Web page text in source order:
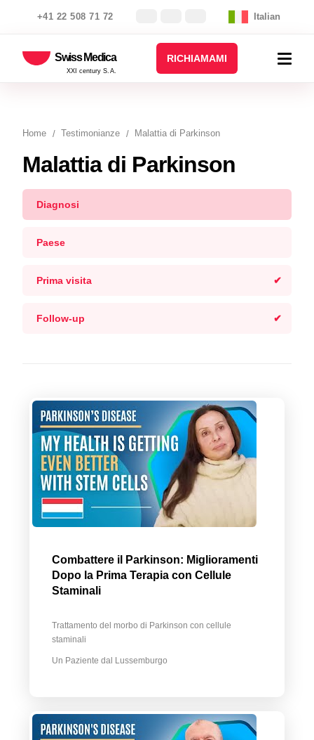
+41 22 508 71 72 Italian
Swiss Medica
XXI century S.A.
RICHIAMAMI
Home Testimonianze Malattia di Parkinson
Malattia di Parkinson
Diagnosi
Paese
Prima visita
Follow-up
Combattere il Parkinson: Miglioramenti
Dopo la Prima Terapia con Cellule
Staminali
Trattamento del morbo di Parkinson con cellule
staminali
Un Paziente dal Lussemburgo